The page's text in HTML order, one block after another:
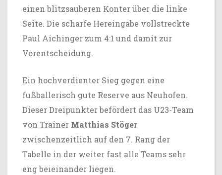
einen blitzsauberen Konter über die linke
Seite. Die scharfe Hereingabe vollstreckte
Paul Aichinger zum 4:1 und damit zur
Vorentscheidung.
Ein hochverdienter Sieg gegen eine
fußballerisch gute Reserve aus Neuhofen.
Dieser Dreipunkter befördert das U23-Team
von Trainer Matthias Stöger
zwischenzeitlich auf den 7. Rang der
Tabelle in der weiter fast alle Teams sehr
eng beieinander liegen.